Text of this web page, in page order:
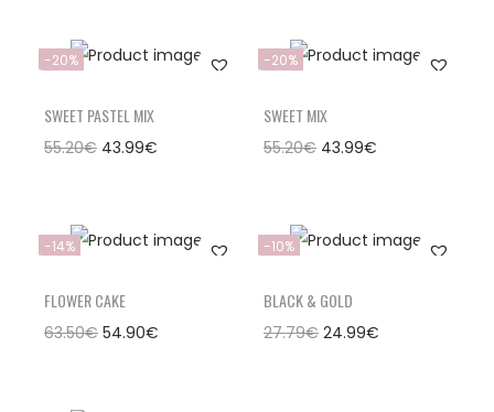
-20%
SWEET PASTEL MIX
55.20€ 43.99€
-20%
SWEET MIX
55.20€ 43.99€
-14%
FLOWER CAKE
63.50€ 54.90€
-10%
BLACK & GOLD
27.79€ 24.99€